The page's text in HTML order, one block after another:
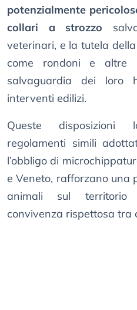
potenzialmente
collari a strozzo
veterinari, e la tutela
come rondoni e altre
salvaguardia dei loro
interventi edilizi.
Queste disposizioni
regolamenti simili
l’obbligo di
e Veneto, rafforzano una
animali sul
convivenza rispettosa tra